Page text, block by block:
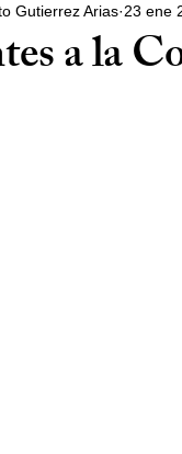
a la
Gutierrez Arias 23 ene